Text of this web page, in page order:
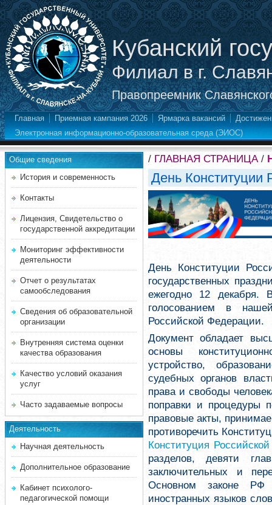
Кубанский
Филиал в г.
Правопреемник
Главная Приемная кампания 2026 Ярмарка вакансий
Электронная информационно-образовательная среда (ЭИОС)
Общие сведения
История и современность
Контакты
Лицензия, Свидетельство о
государственной аккредитации
Мониторинг эффективности
деятельности
Отчет о результатах
самообследования
Сведения об образовательной
организации
Внутренняя система оценки
качества образования
Качество условий оказания
услуг
Часто задаваемые вопросы
Деятельность
Научная деятельность
Дополнительное образование
Кабинет психолого-
педагогической помощи
/ ГЛАВНАЯ СТРАНИЦА/
День Конституции
День Конституции
государственных
ежегодно 12 декабря.
голосованием в
Российской Федерации.
Документ обладает
основы
устройство,
судебных органов
права и свободы
поправки и процедуры
правовые акты,
противоречить
Конституция
разделов, девяти
заключительных и
Основном законе РФ
иностранных языков